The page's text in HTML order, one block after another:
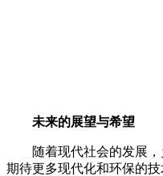
未来的展望与希望
随着现代社会的发展，乡
期待更多现代化和环保的